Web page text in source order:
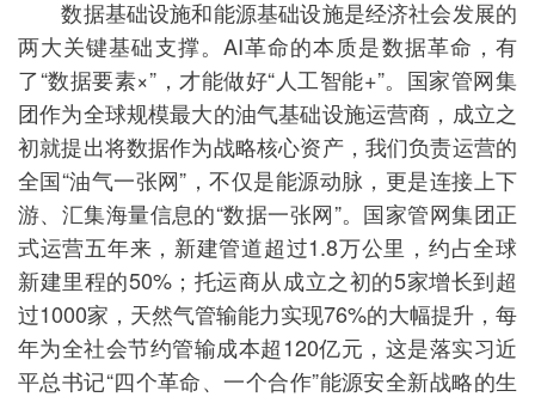
数据基础设施和能源基础设施是经济社会发展的
两大关键基础支撑。AI革命的本质是数据革命，有
了“数据要素×”，才能做好“人工智能+”。国家管网集
团作为全球规模最大的油气基础设施运营商，成立之
初就提出将数据作为战略核心资产，我们负责运营的
全国“油气一张网”，不仅是能源动脉，更是连接上下
游、汇集海量信息的“数据一张网”。国家管网集团正
式运营五年来，新建管道超过1.8万公里，约占全球
新建里程的50%；托运商从成立之初的5家增长到超
过1000家，天然气管输能力实现76%的大幅提升，每
年为全社会节约管输成本超120亿元，这是落实习近
平总书记“四个革命、一个合作”能源安全新战略的生